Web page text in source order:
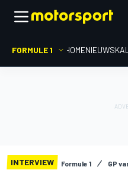
FORMULE 1 HOMENIEUWS
INTERVIEW Formule 1 GP